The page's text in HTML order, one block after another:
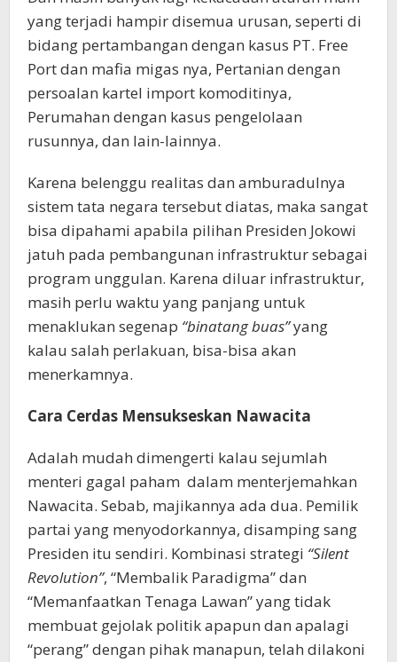
yang terjadi hampir disemua urusan, seperti di
bidang pertambangan dengan kasus PT. Free
Port dan mafia migas nya, Pertanian dengan
persoalan kartel import komoditinya,
Perumahan dengan kasus pengelolaan
rusunnya, dan lain-lainnya.
Karena belenggu realitas dan amburadulnya
sistem tata negara tersebut diatas, maka sangat
bisa dipahami apabila pilihan Presiden Jokowi
jatuh pada pembangunan infrastruktur sebagai
program unggulan. Karena diluar infrastruktur,
masih perlu waktu yang panjang untuk
menaklukan segenap “binatang buas”yang
kalau salah perlakuan, bisa-bisa akan
menerkamnya.
Cara Cerdas Mensukseskan Nawacita
Adalah mudah dimengerti kalau sejumlah
menteri gagal paham dalam menterjemahkan
Nawacita. Sebab, majikannya ada dua. Pemilik
partai yang menyodorkannya, disamping sang
Presiden itu sendiri. Kombinasi strategi “Silent
Revolution”, “Membalik Paradigma” dan
“Memanfaatkan Tenaga Lawan” yang tidak
membuat gejolak politik apapun dan apalagi
“perang” dengan pihak manapun, telah dilakoni